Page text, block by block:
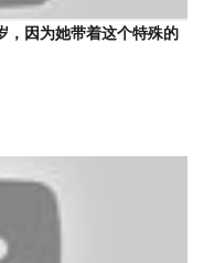
，因为她带着这个特殊的